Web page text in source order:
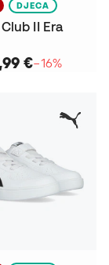
DJECA
II Era
€−16%